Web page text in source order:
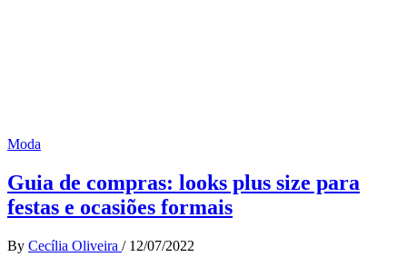
Moda
Guia de compras: looks plus size para
festas e ocasiões formais
By Cecília Oliveira / 12/07/2022